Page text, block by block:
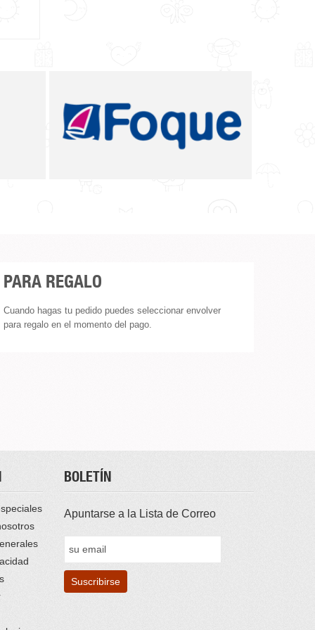
PARA REGALO
Cuando hagas tu pedido puedes seleccionar envolver
para regalo en el momento del pago.
BOLETÍN
Apuntarse a la Lista de Correo